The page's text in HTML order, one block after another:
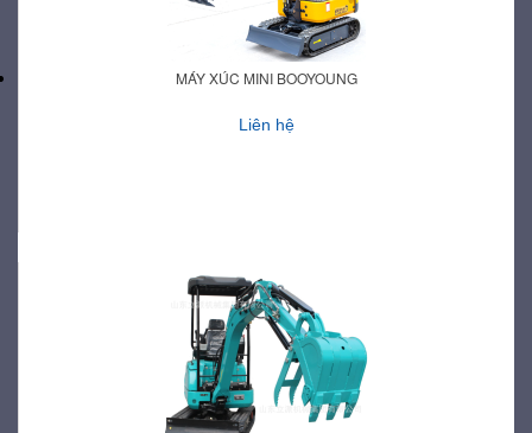
MÁY XÚC MINI BOOYOUNG
Liên hệ